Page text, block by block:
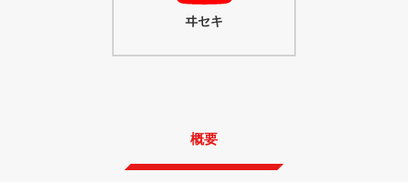
ヰセキ
概要